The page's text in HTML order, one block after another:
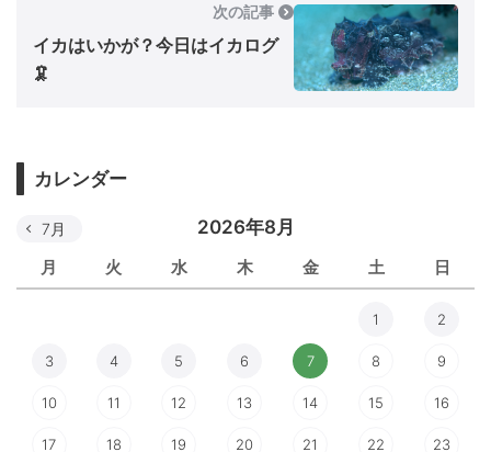
次の記事
イカはいかが？今日はイカログ
🦑
カレンダー
2026年8月
月 火 水 木 金 土 日
7月
1 2
3 4 5 6 7 8 9
10 11 12 13 14 15 16
17 18 19 20 21 22 23